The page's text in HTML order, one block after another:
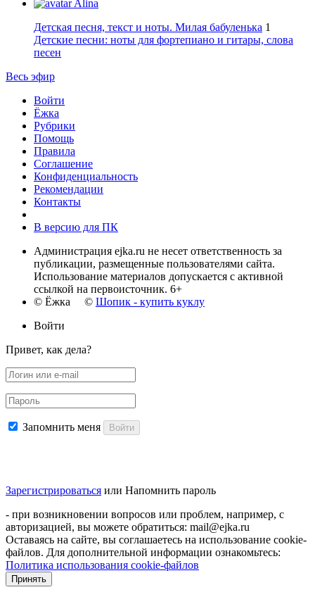
Alina
Детская песня, текст и ноты. Милая бабуленька 1
Детские песни: ноты для фортепиано и гитары, слова
песен
Весь эфир
Войти
Ёжка
Рубрики
Помощь
Правила
Соглашение
Конфиденциальность
Рекомендации
Контакты
В версию для ПК
Администрация ejka.ru не несет ответственность за
публикации, размещенные пользователями сайта.
Использование материалов допускается с активной
ссылкой на первоисточник. 6+
© Ёжка © Шопик - купить куклу
Войти
Привет, как дела?
Запомнить меня Войти
Зарегистрироваться или Напомнить пароль
- при возникновении вопросов или проблем, например, с
авторизацией, вы можете обратиться: mail@ejka.ru
Оставаясь на сайте, вы соглашаетесь на использование cookie-
файлов. Для дополнительной информации ознакомьтесь:
Политика использования cookie-файлов
Принять